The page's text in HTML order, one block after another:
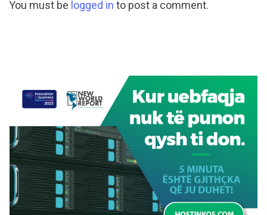
You must be logged in to post a comment.